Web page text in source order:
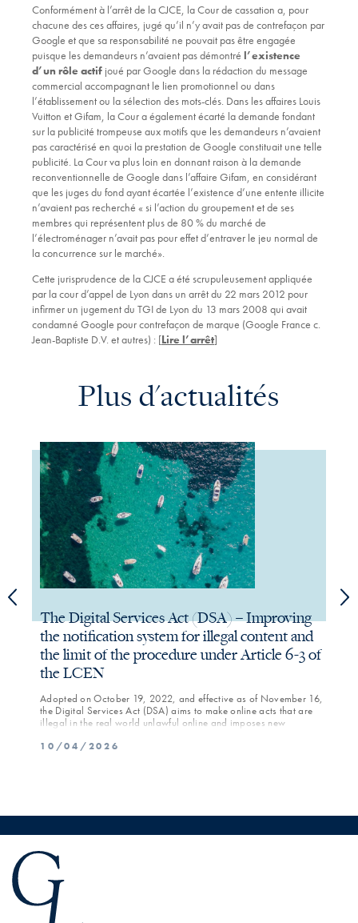
Conformément à l’arrêt de la CJCE, la Cour de cassation a, pour
chacune des ces affaires, jugé qu’il n’y avait pas de contrefaçon par
Google et que sa responsabilité ne pouvait pas être engagée
puisque les demandeurs n’avaient pas démontré l’existence
d’un rôle actif joué par Google dans la rédaction du message
commercial accompagnant le lien promotionnel ou dans
l’établissement ou la sélection des mots-clés. Dans les affaires Louis
Vuitton et Gifam, la Cour a également écarté la demande fondant
sur la publicité trompeuse aux motifs que les demandeurs n’avaient
pas caractérisé en quoi la prestation de Google constituait une telle
publicité. La Cour va plus loin en donnant raison à la demande
reconventionnelle de Google dans l’affaire Gifam, en considérant
que les juges du fond ayant écartée l’existence d’une entente illicite
n’avaient pas recherché « si l’action du groupement et de ses
membres qui représentent plus de 80 % du marché de
l’électroménager n’avait pas pour effet d’entraver le jeu normal de
la concurrence sur le marché».
Cette jurisprudence de la CJCE a été scrupuleusement appliquée
par la cour d’appel de Lyon dans un arrêt du 22 mars 2012 pour
infirmer un jugement du TGI de Lyon du 13 mars 2008 qui avait
condamné Google pour contrefaçon de marque (Google France c.
Jean-Baptiste D.V. et autres) : [Lire l’arrêt]
Plus d'actualités
The Digital Services Act (DSA) – Improving
the notification system for illegal content and
the limit of the procedure under Article 6-3 of
the LCEN
Adopted on October 19, 2022, and effective as of November 16,
the Digital Services Act (DSA) aims to make online acts that are
illegal in the real world unlawful online and imposes new
platforms—regarding the prevention of illegal content.
10/04/2026